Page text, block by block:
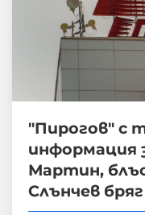
"Пирогов" с
информация
Мартин,
Слънчев бряг